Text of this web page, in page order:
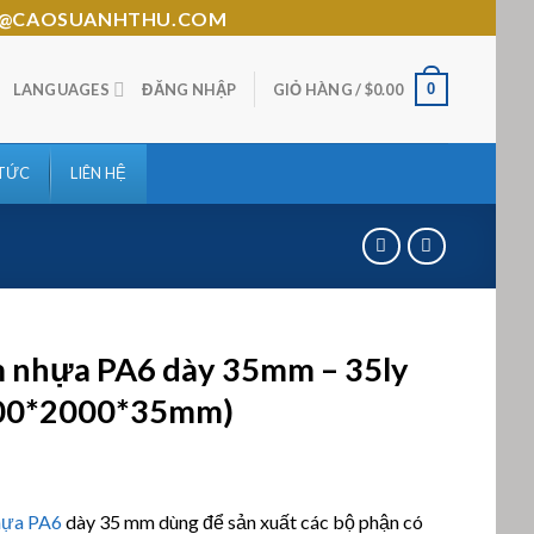
LANGUAGES ĐĂNG NHẬP GIỎ HÀNG /$0.00 0
LIÊN HỆ
nhựa PA6 dày 35mm – 35ly
PA6dày 35 mm dùng để sản xuất các bộ phận có